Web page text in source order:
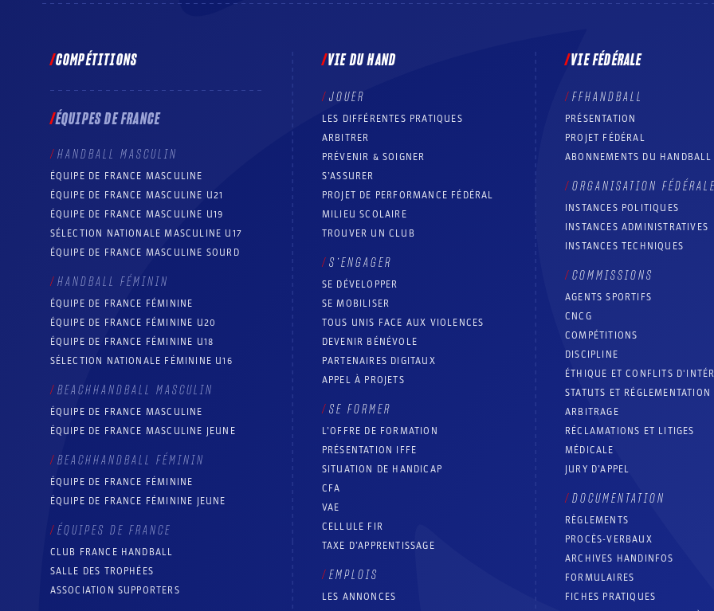
COMPÉTITIONS
ÉQUIPES DE FRANCE
HANDBALL MASCULIN
ÉQUIPE DE FRANCE MASCULINE
ÉQUIPE DE FRANCE MASCULINE U21
ÉQUIPE DE FRANCE MASCULINE U19
SÉLECTION NATIONALE MASCULINE U17
ÉQUIPE DE FRANCE MASCULINE SOURD
HANDBALL FÉMININ
ÉQUIPE DE FRANCE FÉMININE
ÉQUIPE DE FRANCE FÉMININE U20
ÉQUIPE DE FRANCE FÉMININE U18
SÉLECTION NATIONALE FÉMININE U16
BEACHHANDBALL MASCULIN
ÉQUIPE DE FRANCE MASCULINE
ÉQUIPE DE FRANCE MASCULINE JEUNE
BEACHHANDBALL FÉMININ
ÉQUIPE DE FRANCE FÉMININE
ÉQUIPE DE FRANCE FÉMININE JEUNE
ÉQUIPES DE FRANCE
CLUB FRANCE HANDBALL
SALLE DES TROPHÉES
ASSOCIATION SUPPORTERS
VIE DU HAND
JOUER
LES DIFFÉRENTES PRATIQUES
ARBITRER
PRÉVENIR & SOIGNER
S’ASSURER
PROJET DE PERFORMANCE FÉDÉRAL
MILIEU SCOLAIRE
TROUVER UN CLUB
S’ENGAGER
SE DÉVELOPPER
SE MOBILISER
TOUS UNIS FACE AUX VIOLENCES
DEVENIR BÉNÉVOLE
PARTENAIRES DIGITAUX
APPEL À PROJETS
SE FORMER
L’OFFRE DE FORMATION
PRÉSENTATION IFFE
SITUATION DE HANDICAP
CFA
VAE
CELLULE FIR
TAXE D’APPRENTISSAGE
EMPLOIS
LES ANNONCES
VIE FÉDÉRALE
FFHANDBALL
PRÉSENTATION
PROJET FÉDÉRAL
ABONNEMENTS DU HANDBALL
ORGANISATION FÉDÉRALE
INSTANCES POLITIQUES
INSTANCES ADMINISTRATIVES
INSTANCES TECHNIQUES
COMMISSIONS
AGENTS SPORTIFS
CNCG
COMPÉTITIONS
DISCIPLINE
ÉTHIQUE ET CONFLITS
STATUTS ET RÉGLEMENTATION
ARBITRAGE
RÉCLAMATIONS ET LITIGES
MÉDICALE
JURY D’APPEL
DOCUMENTATION
RÈGLEMENTS
PROCÈS-VERBAUX
ARCHIVES HANDINFOS
FORMULAIRES
FICHES PRATIQUES